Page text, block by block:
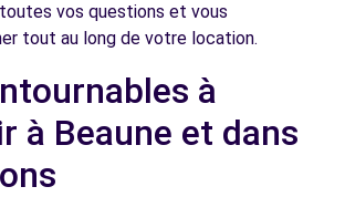
vos questions et vous
tout au long de votre location.
à
à Beaune et dans